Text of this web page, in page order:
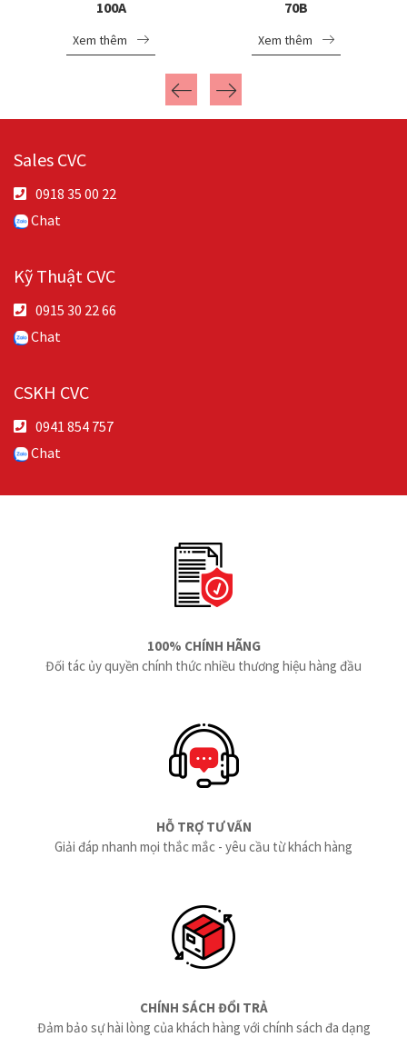
100A
Xem thêm
70B
Xem thêm
Sales CVC
0918 35 00 22
Chat
Kỹ Thuật CVC
0915 30 22 66
Chat
CSKH CVC
0941 854 757
Chat
100% CHÍNH HÃNG
Đối tác ủy quyền chính thức nhiều thương hiệu hàng đầu
HỖ TRỢ TƯ VẤN
Giải đáp nhanh mọi thắc mắc - yêu cầu từ khách hàng
CHÍNH SÁCH ĐỔI TRẢ
Đảm bảo sự hài lòng của khách hàng với chính sách đa dạng